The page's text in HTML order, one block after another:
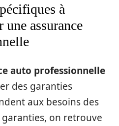
à
une assurance
auto professionnelle
des garanties
aux besoins des
garanties, on retrouve